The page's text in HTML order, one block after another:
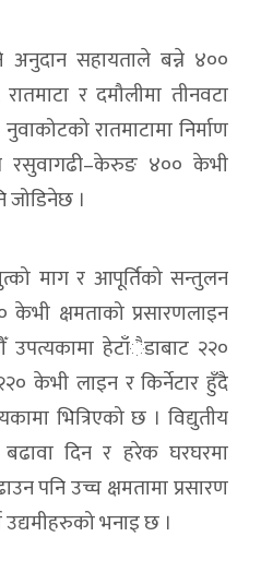
सहायताले बन्ने ४००
र दमौलीमा तीनवटा
रातमाटामा निर्माण
रसुवागढी–केरुङ ४०० केभी
जोडिनेछ ।
माग र आपूर्तिको सन्तुलन
केभी क्षमताको प्रसारणलाइन
हेटाँैडाबाट २२०
केभी लाइन र किर्नेटार हुँदै
भित्रिएको छ । विद्युतीय
बढावा दिन र हरेक घरघरमा
पनि उच्च क्षमतामा प्रसारण
भनाइ छ ।